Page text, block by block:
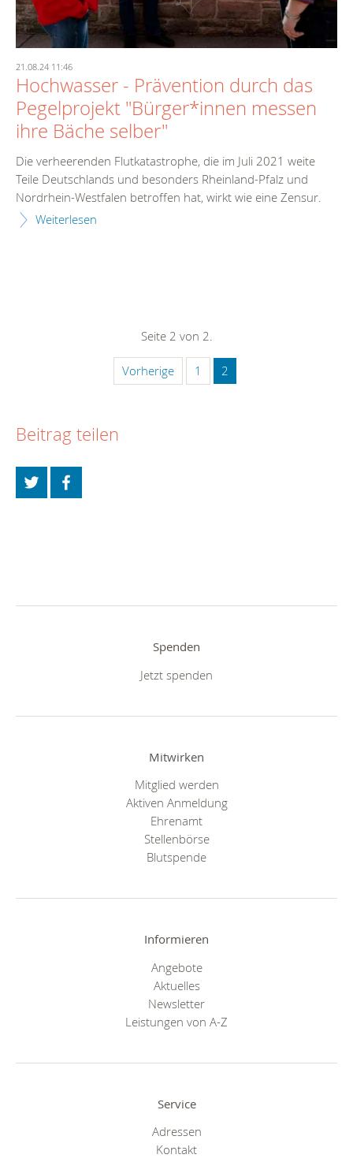
21.08.24 11:46
Hochwasser - Prävention durch das
Pegelprojekt "Bürger*innen messen
ihre Bäche selber"
Die verheerenden Flutkatastrophe, die im Juli 2021 weite
Teile Deutschlands und besonders Rheinland-Pfalz und
Nordrhein-Westfalen betroffen hat, wirkt wie eine Zensur.
Weiterlesen
Seite 2 von 2.
Vorherige 1 2
Beitrag teilen
Spenden
Jetzt spenden
Mitwirken
Mitglied werden
Aktiven Anmeldung
Ehrenamt
Stellenbörse
Blutspende
Informieren
Angebote
Aktuelles
Newsletter
Leistungen von A-Z
Service
Adressen
Kontakt